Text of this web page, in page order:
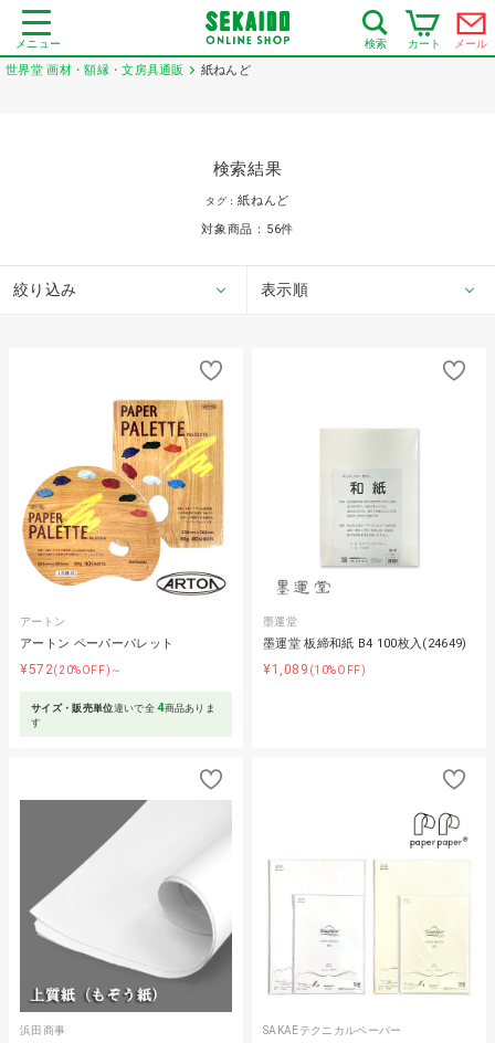
メニュー 検索 カート メール
世界堂 画材・額縁・文房具通販 紙ねんど
検索結果
タグ：紙ねんど
対象商品： 56件
絞り込み 表示順
アートン
アートン ペーパーパレット
¥572(20%OFF)～
サイズ・販売単位違いで全4商品ありま
す
墨運堂
墨運堂 板締和紙 B4 100枚入(24649)
¥1,089 (10%OFF)
浜田商事 SAKAEテクニカルペーパー